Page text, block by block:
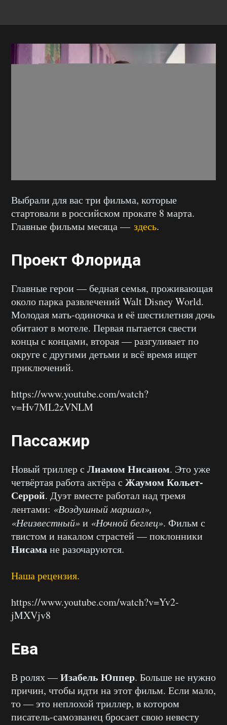
Выбрали для вас три фильма, которые
стартовали в российском прокате 8 марта.
Главные фильмы месяца — здесь.
Проект Флорида
Главные герои — бедная семья, проживающая
около парка развлечений Walt Disney World.
Молодая мать-одиночка и её шестилетняя дочь
обитают в мотеле. Первая пытается свести
концы с концами, вторая — разгуливает по
округе с другими детьми и всё время ищет
приключений.
https://www.youtube.com/watch?
v=Hv7ML2zVNLM
Пассажир
Новый триллер с Лиамом Нисаном. Это уже
четвёртая работа актёра с Жаумом Кольет-
Серрой. Дуэт вместе работал над тремя
лентами: «Воздушный маршал»,
«Неизвестный»и «Ночной беглец». Фильм с
твистом и накалом страстей — поклонники
Нисамане разочаруются.
Наша рецензия.
https://www.youtube.com/watch?v=Yv2-
jMXVjv8
Ева
В ролях —Изабель Юппер. Больше не нужно
причин, чтобы идти на этот фильм. Если мало,
то — это неплохой триллер, в котором
писатель-самозванец бросает свою невесту